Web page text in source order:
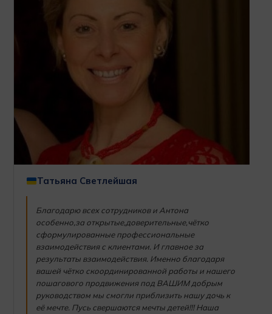
Татьяна Светлейшая
Благодарю всех сотрудников и Антона
особенно,за открытые,доверительные,чётко
сформулированные профессиональные
взаимодействия с клиентами. И главное за
результаты взаимодействия. Именно благодаря
вашей чётко скоординированной работы и нашего
пошагового продвижения под ВАШИМ добрым
руководством мы смогли приблизить нашу дочь к
её мечте. Пусь свершаются мечты детей!!! Наша